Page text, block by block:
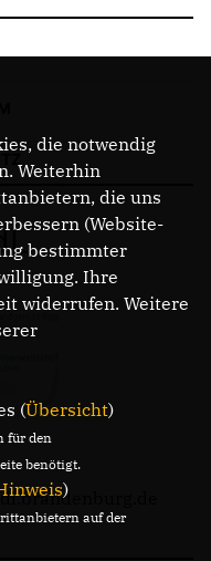
die notwendig
Weiterhin
die uns
(Website-
bestimmter
Ihre
widerrufen. Weitere
(Übersicht)
für den
benötigt.
)
auf der